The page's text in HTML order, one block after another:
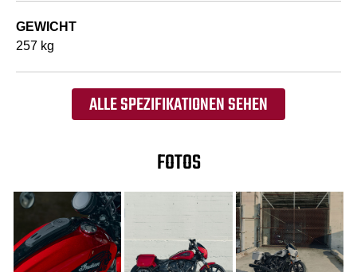
GEWICHT
257 kg
ALLE SPEZIFIKATIONEN SEHEN
FOTOS